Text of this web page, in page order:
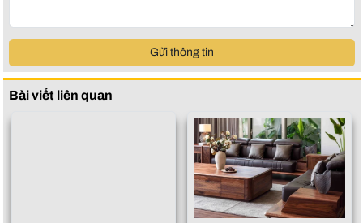
Gửi thông tin
Bài viết liên quan